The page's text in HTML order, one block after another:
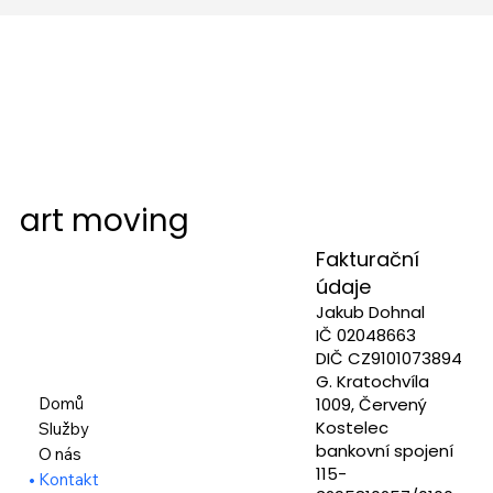
art moving
Fakturační
údaje
Jakub Dohnal
IČ 02048663
DIČ CZ9101073894
G. Kratochvíla
1009, Červený
Kostelec
bankovní spojení
115-
Domů
Služby
O nás
Kontakt